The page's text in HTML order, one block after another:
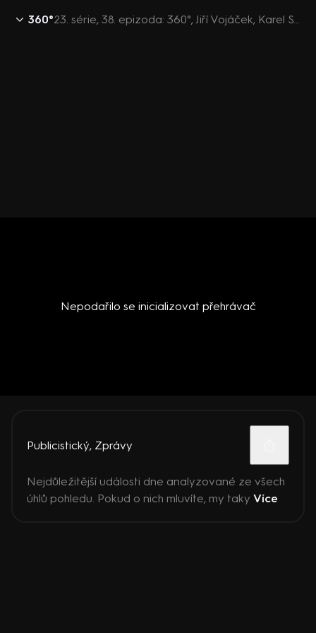
360° 23. série, 38. epizoda: 360°, Jiří Vojáček, Karel Svoboda, Aleš Špičák - 7.2. v 22:22
Nepodařilo se inicializovat přehrávač
Publicistický, Zprávy
Nejdůležitější události dne analyzované ze všech
úhlů pohledu. Pokud o nich mluvíte, my taky Více